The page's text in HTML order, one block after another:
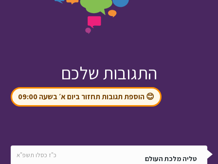
התגובות שלכם
😊 הוספת תגובות תחזור ביום א׳ בשעה 09:00
טליה מלכת העולם כ"ז כסלו תשפ"א